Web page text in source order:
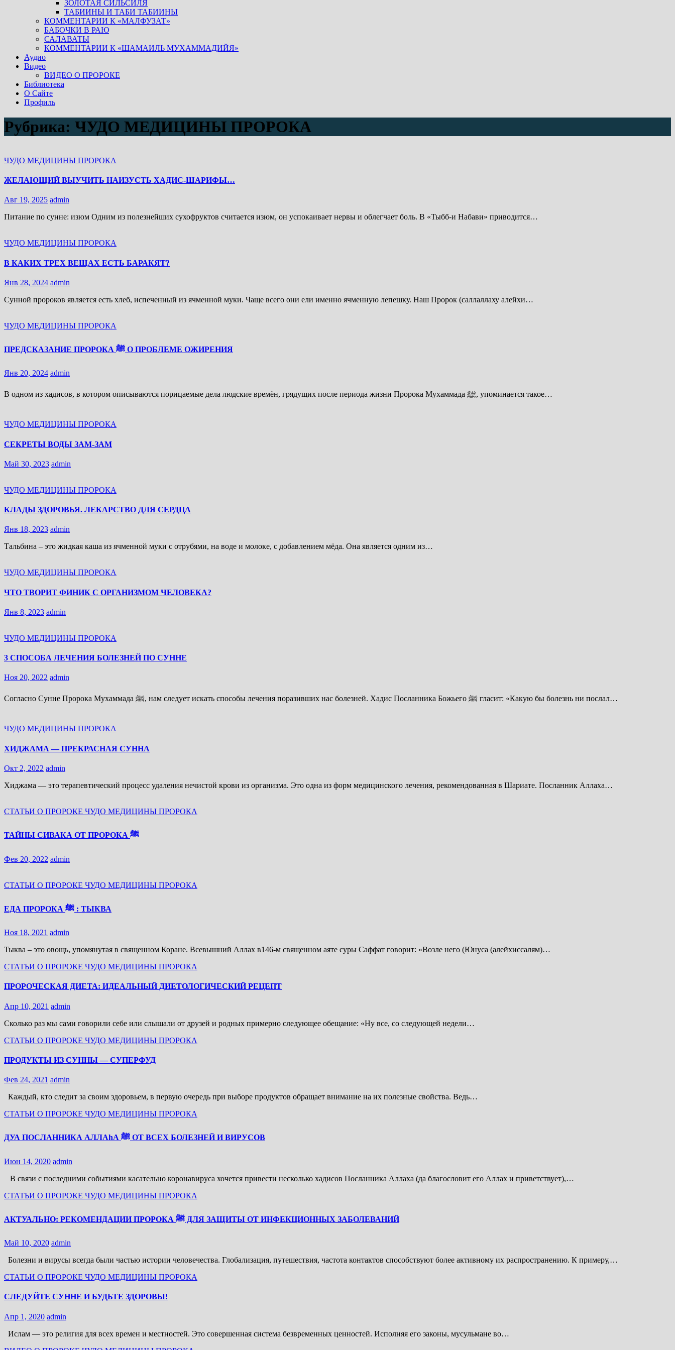
ЗОЛОТАЯ СИЛЬСИЛЯ
ТАБИИНЫ И ТАБИ ТАБИИНЫ
КОММЕНТАРИИ К «МАЛФУЗАТ»
БАБОЧКИ В РАЮ
САЛАВАТЫ
КОММЕНТАРИИ К «ШАМАИЛЬ МУХАММАДИЙЯ»
Аудио
Видео
ВИДЕО О ПРОРОКЕ
Библиотека
О Сайте
Профиль
Рубрика: ЧУДО МЕДИЦИНЫ ПРОРОКА
ЧУДО МЕДИЦИНЫ ПРОРОКА
ЖЕЛАЮЩИЙ ВЫУЧИТЬ НАИЗУСТЬ ХАДИС-ШАРИФЫ…
Авг 19, 2025 admin
Питание по сунне: изюм Одним из полезнейших сухофруктов считается изюм, он успокаивает нервы и облегчает боль. В «Тыбб-и Набави» приводится…
ЧУДО МЕДИЦИНЫ ПРОРОКА
В КАКИХ ТРЕХ ВЕЩАХ ЕСТЬ БАРАКЯТ?
Янв 28, 2024 admin
Сунной пророков является есть хлеб, испеченный из ячменной муки. Чаще всего они ели именно ячменную лепешку. Наш Пророк (саллаллаху алейхи…
ЧУДО МЕДИЦИНЫ ПРОРОКА
ПРЕДСКАЗАНИЕ ПРОРОКА ﷺ О ПРОБЛЕМЕ ОЖИРЕНИЯ
Янв 20, 2024 admin
В одном из хадисов, в котором описываются порицаемые дела людские времён, грядущих после периода жизни Пророка Мухаммада ﷺ, упоминается такое…
ЧУДО МЕДИЦИНЫ ПРОРОКА
СЕКРЕТЫ ВОДЫ ЗАМ-ЗАМ
Май 30, 2023 admin
ЧУДО МЕДИЦИНЫ ПРОРОКА
КЛАДЫ ЗДОРОВЬЯ. ЛЕКАРСТВО ДЛЯ СЕРДЦА
Янв 18, 2023 admin
Тальбина – это жидкая каша из ячменной муки с отрубями, на воде и молоке, с добавлением мёда. Она является одним из…
ЧУДО МЕДИЦИНЫ ПРОРОКА
ЧТО ТВОРИТ ФИНИК С ОРГАНИЗМОМ ЧЕЛОВЕКА?
Янв 8, 2023 admin
ЧУДО МЕДИЦИНЫ ПРОРОКА
3 СПОСОБА ЛЕЧЕНИЯ БОЛЕЗНЕЙ ПО СУННЕ
Ноя 20, 2022 admin
Согласно Сунне Пророка Мухаммада ﷺ, нам следует искать способы лечения поразивших нас болезней. Хадис Посланника Божьего ﷺ гласит: «Какую бы болезнь ни послал…
ЧУДО МЕДИЦИНЫ ПРОРОКА
ХИДЖАМА — ПРЕКРАСНАЯ СУННА
Окт 2, 2022 admin
Хиджама — это терапевтический процесс удаления нечистой крови из организма. Это одна из форм медицинского лечения, рекомендованная в Шариате. Посланник Аллаха…
СТАТЬИ О ПРОРОКЕ ЧУДО МЕДИЦИНЫ ПРОРОКА
ТАЙНЫ СИВАКА ОТ ПРОРОКА ﷺ
Фев 20, 2022 admin
СТАТЬИ О ПРОРОКЕ ЧУДО МЕДИЦИНЫ ПРОРОКА
ЕДА ПРОРОКА ﷺ : ТЫКВА
Ноя 18, 2021 admin
Тыква – это овощь, упомянутая в священном Коране. Всевышний Аллах в146-м священном аяте суры Саффат говорит: «Возле него (Юнуса (алейхиссалям)…
СТАТЬИ О ПРОРОКЕ ЧУДО МЕДИЦИНЫ ПРОРОКА
ПРОРОЧЕСКАЯ ДИЕТА: ИДЕАЛЬНЫЙ ДИЕТОЛОГИЧЕСКИЙ РЕЦЕПТ
Апр 10, 2021 admin
Сколько раз мы сами говорили себе или слышали от друзей и родных примерно следующее обещание: «Ну все, со следующей недели…
СТАТЬИ О ПРОРОКЕ ЧУДО МЕДИЦИНЫ ПРОРОКА
ПРОДУКТЫ ИЗ СУННЫ — СУПЕРФУД
Фев 24, 2021 admin
Каждый, кто следит за своим здоровьем, в первую очередь при выборе продуктов обращает внимание на их полезные свойства. Ведь…
СТАТЬИ О ПРОРОКЕ ЧУДО МЕДИЦИНЫ ПРОРОКА
ДУА ПОСЛАННИКА АЛЛАhА ﷺ ОТ ВСЕХ БОЛЕЗНЕЙ И ВИРУСОВ
Июн 14, 2020 admin
В связи с последними событиями касательно коронавируса хочется привести несколько хадисов Посланника Аллаха (да благословит его Аллах и приветствует),…
СТАТЬИ О ПРОРОКЕ ЧУДО МЕДИЦИНЫ ПРОРОКА
АКТУАЛЬНО: РЕКОМЕНДАЦИИ ПРОРОКА ﷺ ДЛЯ ЗАЩИТЫ ОТ ИНФЕКЦИОННЫХ ЗАБОЛЕВАНИЙ
Май 10, 2020 admin
Болезни и вирусы всегда были частью истории человечества. Глобализация, путешествия, частота контактов способствуют более активному их распространению. К примеру,…
СТАТЬИ О ПРОРОКЕ ЧУДО МЕДИЦИНЫ ПРОРОКА
СЛЕДУЙТЕ СУННЕ И БУДЬТЕ ЗДОРОВЫ!
Апр 1, 2020 admin
Ислам — это религия для всех времен и местностей. Это совершенная система безвременных ценностей. Исполняя его законы, мусульмане во…